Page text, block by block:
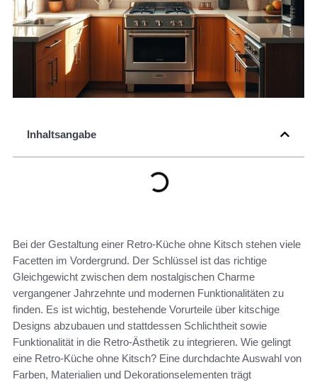
Inhaltsangabe
Bei der Gestaltung einer Retro-Küche ohne Kitsch stehen viele
Facetten im Vordergrund. Der Schlüssel ist das richtige
Gleichgewicht zwischen dem nostalgischen Charme
vergangener Jahrzehnte und modernen Funktionalitäten zu
finden. Es ist wichtig, bestehende Vorurteile über kitschige
Designs abzubauen und stattdessen Schlichtheit sowie
Funktionalität in die Retro-Ästhetik zu integrieren. Wie gelingt
eine Retro-Küche ohne Kitsch? Eine durchdachte Auswahl von
Farben, Materialien und Dekorationselementen trägt